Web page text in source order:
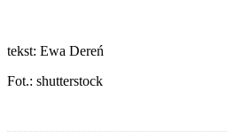
tekst: Ewa Dereń
Fot.: shutterstock